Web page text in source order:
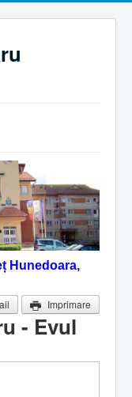
Hunedoara,
Imprimare
- Evul